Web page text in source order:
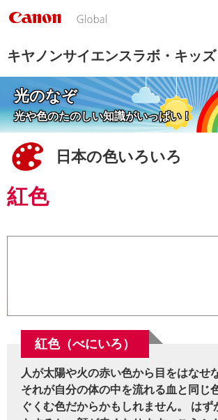
ー
文
へ
ま
す
キヤノンサイエンスラボ・キッズ
光のなぞ
光や色のたのしい知識がいっぱい！
日本の色いろいろ
紅色
紅色（べにいろ）
人が太陽や火の赤い色から目をはなせ
それが自分の体の中を流れる血と同じ
ぐくむ色だからかもしれません。 はず